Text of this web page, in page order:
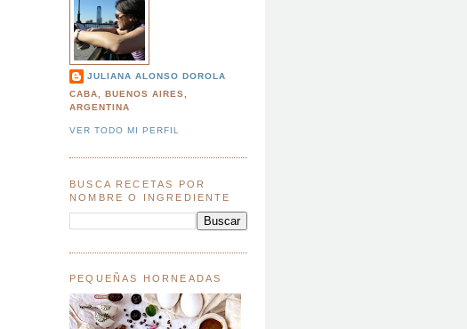
JULIANA ALONSO DOROLA
CABA, BUENOS AIRES,
ARGENTINA
VER TODO MI PERFIL
BUSCA RECETAS POR
NOMBRE O INGREDIENTE
PEQUEÑAS HORNEADAS